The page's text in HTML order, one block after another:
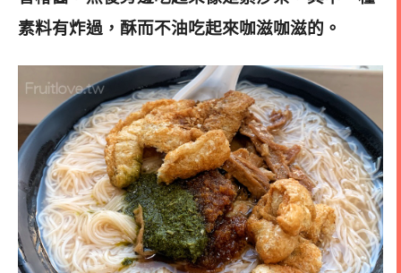
素料有炸過，酥而不油吃起來咖滋咖滋的。